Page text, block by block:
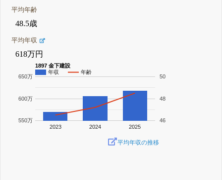
平均年齢
48.5歳
平均年収
618万円
1897 金下建設
年収
年齢
2023 2024 2025
550万
600万
650万
46
48
50
平均年収の推移